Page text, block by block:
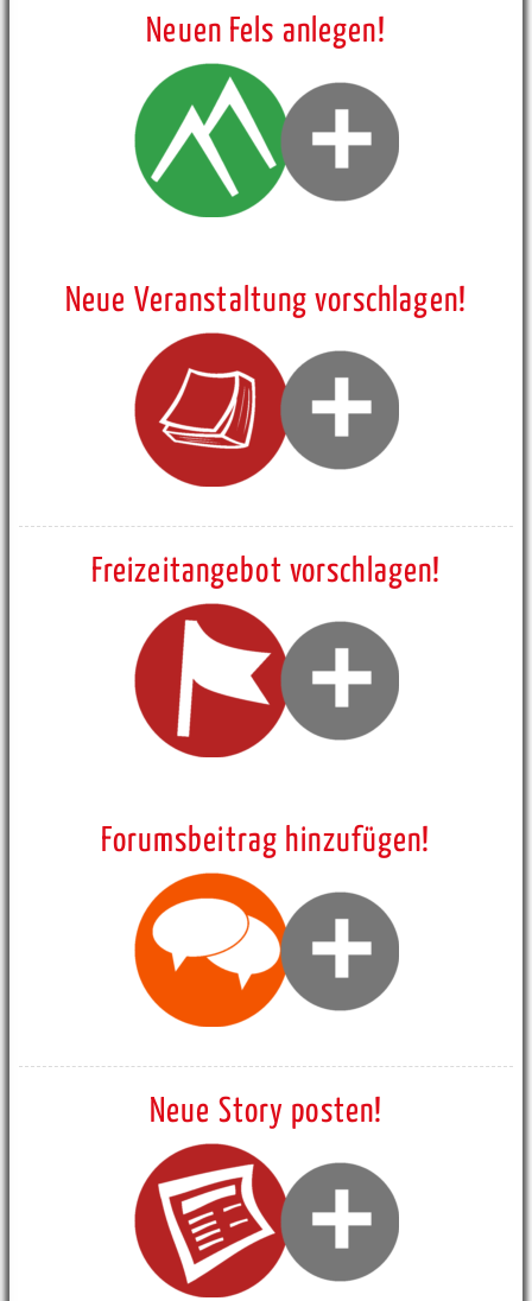
Neuen Fels anlegen!
Neue Veranstaltung vorschlagen!
Freizeitangebot vorschlagen!
Forumsbeitrag hinzufügen!
Neue Story posten!